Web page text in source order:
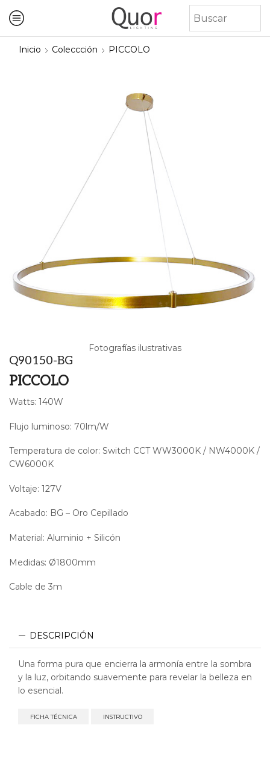
Inicio Coleccción PICCOLO
Fotografías ilustrativas
Q90150-BG
PICCOLO
Watts: 140W
Flujo luminoso: 70lm/W
Temperatura de color: Switch CCT WW3000K / NW4000K /
CW6000K
Voltaje: 127V
Acabado: BG – Oro Cepillado
Material: Aluminio + Silicón
Medidas: Ø1800mm
Cable de 3m
DESCRIPCIÓN
Una forma pura que encierra la armonía entre la sombra
y la luz, orbitando suavemente para revelar la belleza en
lo esencial.
FICHA TÉCNICA INSTRUCTIVO